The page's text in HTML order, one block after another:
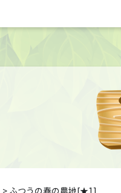
> ふつうの春の農地[★1]